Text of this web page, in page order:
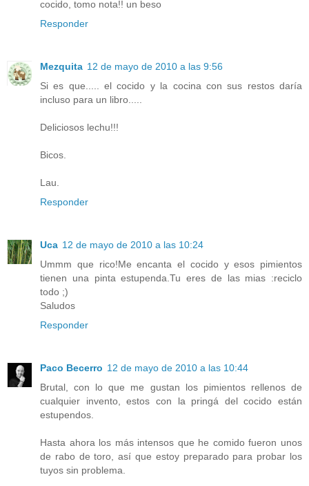
cocido, tomo nota!! un beso
Responder
Mezquita 12 de mayo de 2010 a las 9:56
Si es que..... el cocido y la cocina con sus restos daría
incluso para un libro.....
Deliciosos lechu!!!
Bicos.
Lau.
Responder
Uca 12 de mayo de 2010 a las 10:24
Ummm que rico!Me encanta el cocido y esos pimientos
tienen una pinta estupenda.Tu eres de las mias :reciclo
todo ;)
Saludos
Responder
Paco Becerro 12 de mayo de 2010 a las 10:44
Brutal, con lo que me gustan los pimientos rellenos de
cualquier invento, estos con la pringá del cocido están
estupendos.
Hasta ahora los más intensos que he comido fueron unos
de rabo de toro, así que estoy preparado para probar los
tuyos sin problema.